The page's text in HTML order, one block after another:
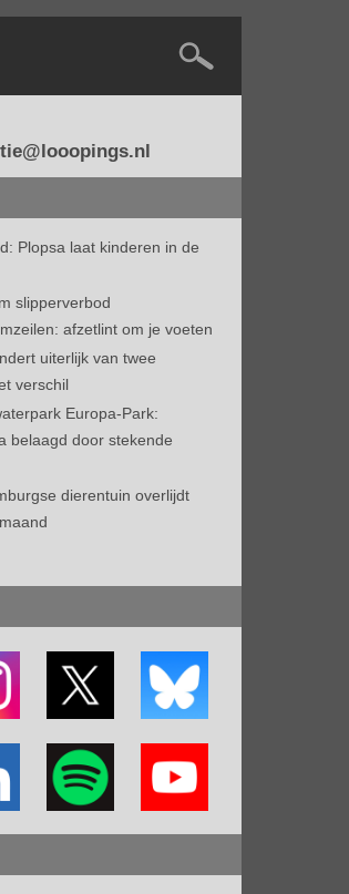
Plopsa laat kinderen in de
slipperverbod
afzetlint om je voeten
uiterlijk van twee
verschil
Europa-Park:
belaagd door stekende
dierentuin overlijdt